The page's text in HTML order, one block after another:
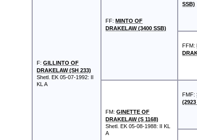
F:GILLINTO OF
DRAKELAW (SH 233)
Shetl.
EK 05-07-1992: II
KL A
FF: MINTO OF
DRAKELAW (3400 SSB)
SSB)
FFM:
FM:GINETTE OF
DRAKELAW (S 1168)
Shetl.
EK 05-08-1988: II KL
A
FMF:
(2923